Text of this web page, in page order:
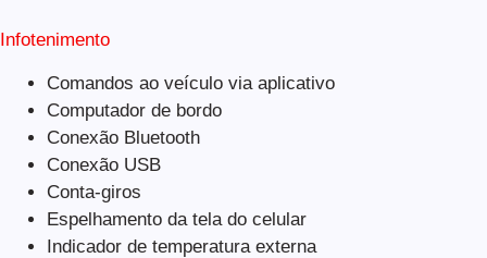
Infotenimento
Comandos ao veículo via aplicativo
Computador de bordo
Conexão Bluetooth
Conexão USB
Conta-giros
Espelhamento da tela do celular
Indicador de temperatura externa